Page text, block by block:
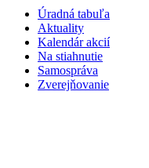
Úradná tabuľa
Aktuality
Kalendár akcií
Na stiahnutie
Samospráva
Zverejňovanie